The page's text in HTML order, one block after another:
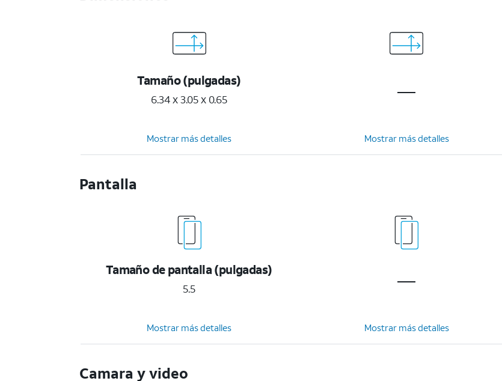
Tamaño (pulgadas)
6.34 x 3.05 x 0.65
Mostrar más detalles Mostrar más detalles
Pantalla
Tamaño de pantalla (pulgadas)
5.5
Mostrar más detalles Mostrar más detalles
Camara y video